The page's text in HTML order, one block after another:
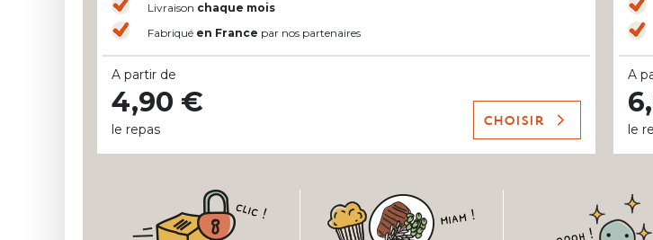
Livraison chaque mois
Fabriqué en France par nos partenaires
A partir de
4,90 €
le repas
Choisir
A
le